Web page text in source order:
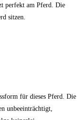
perfekt am Pferd. Die
sitzen.
für dieses Pferd. Die
unbeeinträchtigt,